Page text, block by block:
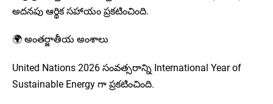
అదనపు ఆర్థిక సహాయం ప్రకటించింది.
🌍 అంతర్జాతీయ అంశాలు
United Nations 2026 సంవత్సరాన్ని International Year of
Sustainable Energy గా ప్రకటించింది.